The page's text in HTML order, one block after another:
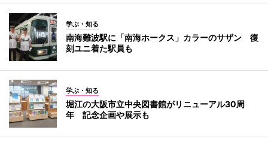
学ぶ・知る
南海難波駅に「南海ホークス」カラーのサザン 復
刻ユニ着た駅員も
学ぶ・知る
堀江の大阪市立中央図書館がリニューアル30周
年 記念企画や展示も